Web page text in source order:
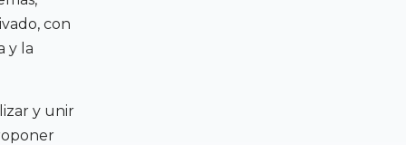
con
y la
y unir